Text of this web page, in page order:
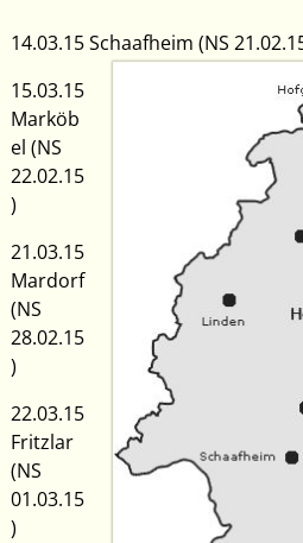
14.03.15 Schaafheim (NS
15.03.15
Marköb
el (NS
22.02.15
)
21.03.15
Mardorf
(NS
28.02.15
)
22.03.15
Fritzlar
(NS
01.03.15
)